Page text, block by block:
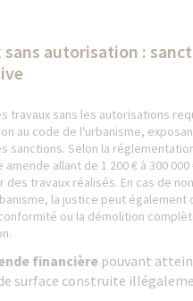
sans autorisation :
travaux sans les autorisations
au code de l'urbanisme,
sanctions. Selon la
amende allant de 1 200 € à 300
des travaux réalisés. En cas de
la justice peut également
ou la démolition
financière pouvant
surface construite